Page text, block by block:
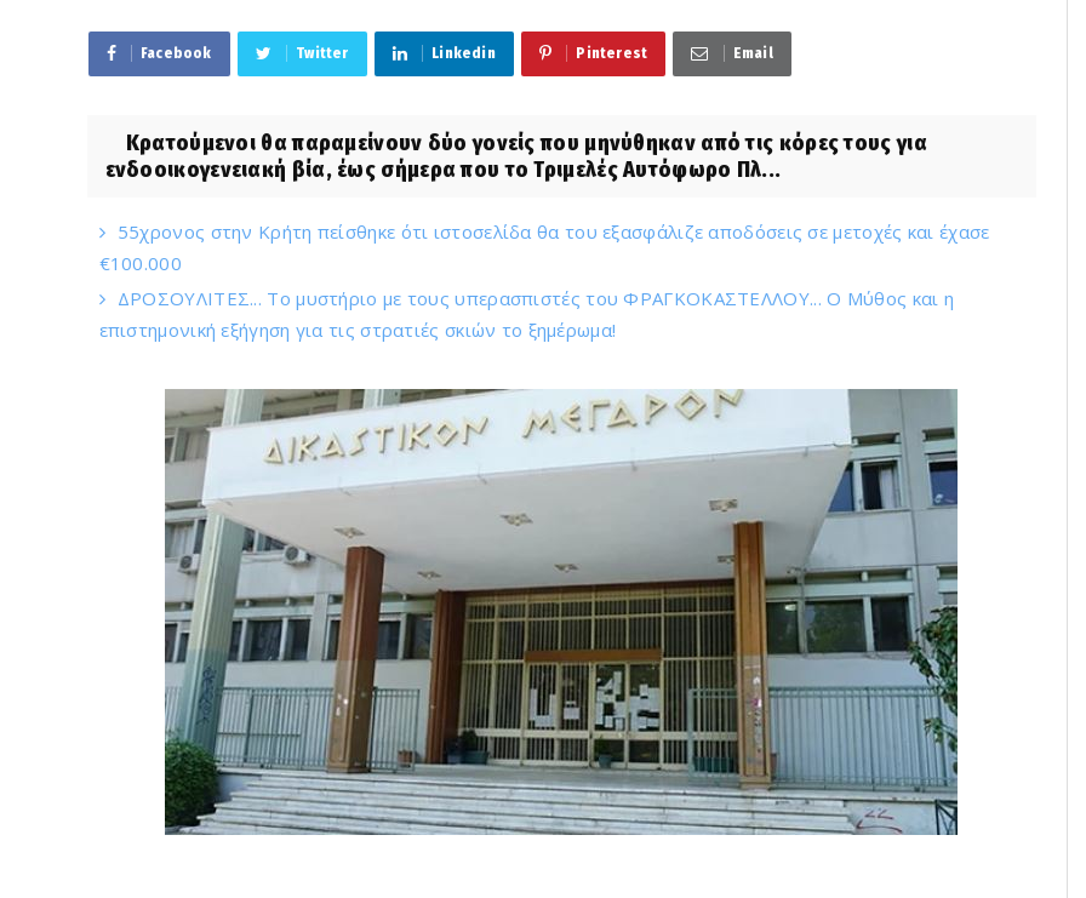
Facebook Twitter Linkedin Pinterest Email
Κρατούμενοι θα παραμείνουν δύο γονείς που μηνύθηκαν από τις κόρες τους για
ενδοοικογενειακή βία, έως σήμερα που το Τριμελές Αυτόφωρο Πλ...
55χρονος στην Κρήτη πείσθηκε ότι ιστοσελίδα θα του εξασφάλιζε αποδόσεις σε μετοχές και έχασε
€100.000
ΔΡΟΣΟΥΛΙΤΕΣ... Το μυστήριο με τους υπερασπιστές του ΦΡΑΓΚΟΚΑΣΤΕΛΛΟΥ... Ο Μύθος και η
επιστημονική εξήγηση για τις στρατιές σκιών το ξημέρωμα!